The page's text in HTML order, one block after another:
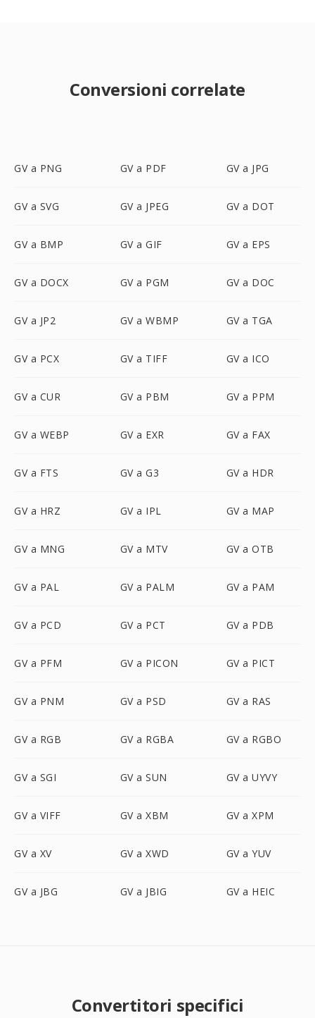
Conversioni correlate
GV a PNG GV a PDF GV a JPG
GV a SVG GV a JPEG GV a DOT
GV a BMP GV a GIF GV a EPS
GV a DOCX GV a PGM GV a DOC
GV a JP2 GV a WBMP GV a TGA
GV a PCX GV a TIFF GV a ICO
GV a CUR GV a PBM GV a PPM
GV a WEBP GV a EXR GV a FAX
GV a FTS GV a G3 GV a HDR
GV a HRZ GV a IPL GV a MAP
GV a MNG GV a MTV GV a OTB
GV a PAL GV a PALM GV a PAM
GV a PCD GV a PCT GV a PDB
GV a PFM GV a PICON GV a PICT
GV a PNM GV a PSD GV a RAS
GV a RGB GV a RGBA GV a RGBO
GV a SGI GV a SUN GV a UYVY
GV a VIFF GV a XBM GV a XPM
GV a XV GV a XWD GV a YUV
GV a JBG GV a JBIG GV a HEIC
Convertitori specifici